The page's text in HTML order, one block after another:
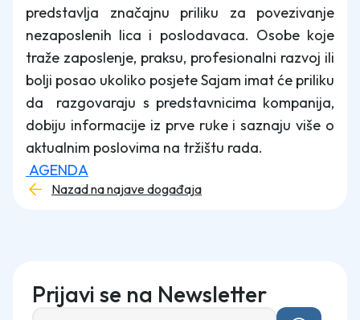
predstavlja značajnu priliku za povezivanje
nezaposlenih lica i poslodavaca. Osobe koje
traže zaposlenje, praksu, profesionalni razvoj ili
bolji posao ukoliko posjete Sajam imat će priliku
da razgovaraju s predstavnicima kompanija,
dobiju informacije iz prve ruke i saznaju više o
aktualnim poslovima na tržištu rada.
AGENDA
Nazad na najave događaja
Prijavi se na Newsletter